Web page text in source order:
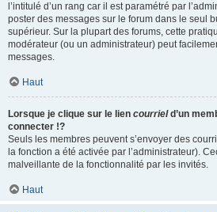
l’intitulé d’un rang car il est paramétré par
poster des messages sur le forum dans le seul
supérieur. Sur la plupart des forums, cette
modérateur (ou un administrateur) peut
messages.
Haut
Lorsque je clique sur le lien courrield’un
connecter !?
Seuls les membres peuvent s’envoyer des
la fonction a été activée par l’administrateur).
malveillante de la fonctionnalité par les invités.
Haut